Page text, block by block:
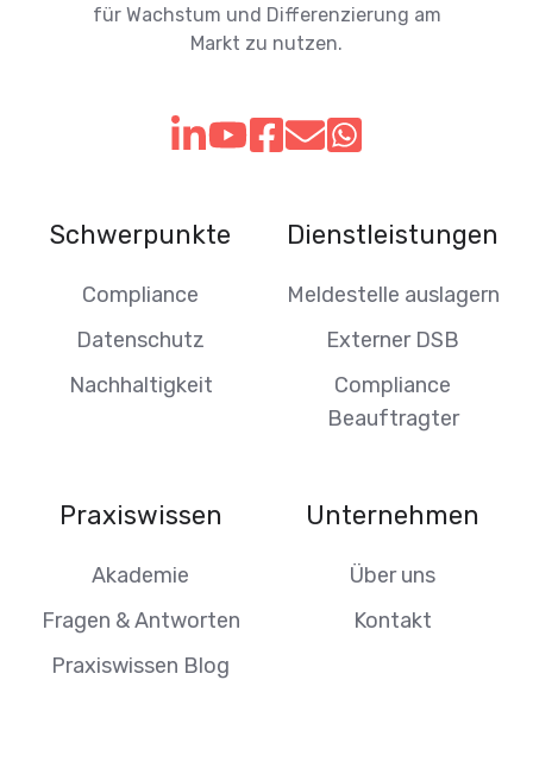
für Wachstum und Differenzierung am
Markt zu nutzen.
Schwerpunkte
Compliance
Datenschutz
Nachhaltigkeit
Dienstleistungen
Meldestelle auslagern
Externer DSB
Compliance
Beauftragter
Praxiswissen
Akademie
Fragen & Antworten
Praxiswissen Blog
Unternehmen
Über uns
Kontakt